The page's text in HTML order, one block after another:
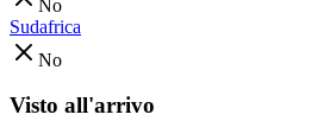
No
Sudafrica
No
Visto all'arrivo